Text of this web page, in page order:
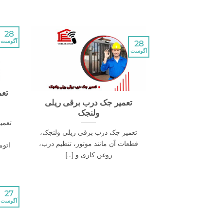
28
آگوست
تعمیر جک درب برقی ریلی
ولنجک
تعمیر جک درب برقی ریلی ولنجک،
قطعات آن مانند موتور، تنظیم درب،
روغن کاری و [...]
28
آگوست
27
آگوست